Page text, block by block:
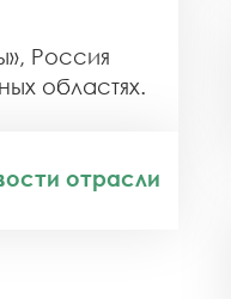
Россия
областях.
отрасли